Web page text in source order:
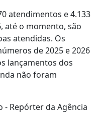
atendimentos e 4.133
até o momento, são
atendidas. Os
de 2025 e 2026
lançamentos dos
não foram
- Repórter da Agência